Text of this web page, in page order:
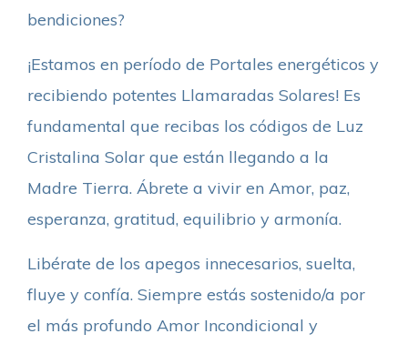
bendiciones?
¡Estamos en período de Portales energéticos y
recibiendo potentes Llamaradas Solares! Es
fundamental que recibas los códigos de Luz
Cristalina Solar que están llegando a la
Madre Tierra. Ábrete a vivir en Amor, paz,
esperanza, gratitud, equilibrio y armonía.
Libérate de los apegos innecesarios, suelta,
fluye y confía. Siempre estás sostenido/a por
el más profundo Amor Incondicional y